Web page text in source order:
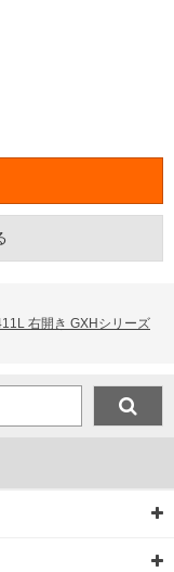
右開き GXHシリーズ